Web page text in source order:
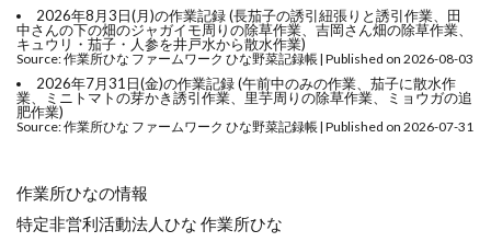
2026年8月3日(月)の作業記録 (長茄子の誘引紐張りと誘引作業、田
中さんの下の畑のジャガイモ周りの除草作業、吉岡さん畑の除草作業、
キュウリ・茄子・人参を井戸水から散水作業)
Source: 作業所ひな ファームワーク ひな野菜記録帳 Published on 2026-08-03
2026年7月31日(金)の作業記録 (午前中のみの作業、茄子に散水作
業、ミニトマトの芽かき誘引作業、里芋周りの除草作業、ミョウガの追
肥作業)
Source: 作業所ひな ファームワーク ひな野菜記録帳 Published on 2026-07-31
作業所ひなの情報
特定非営利活動法人ひな 作業所ひな